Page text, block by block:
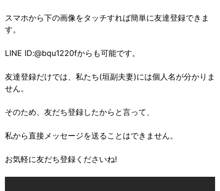
スマホから下の画像をタッチすれば簡単に友達登録できま
す。
LINE ID:@bqu1220fからも可能です。
友達登録だけでは、私たち(垣副夫妻)には個人名が分かりま
せん。
そのため、友だち登録したからと言って、
私から直接メッセージを送ることはできません。
お気軽に友だち登録くださいね!